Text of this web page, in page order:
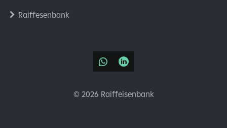
Raiffesenbank
© 2026 Raiffeisenbank